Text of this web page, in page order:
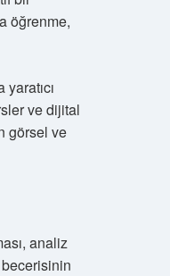
öğrenme,
ve dijital
görsel ve
analiz